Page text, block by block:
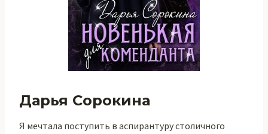
Дарья Сорокина
Я мечтала поступить в аспирантуру столичного